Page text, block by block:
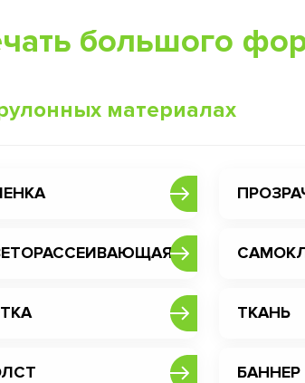
большого
материалах
ТКАНЬ
БАННЕР